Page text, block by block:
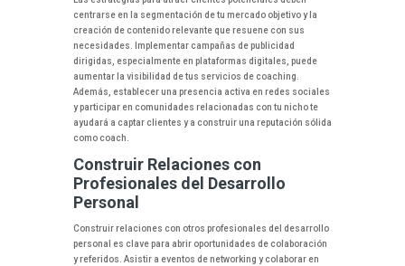
centrarse en la segmentación de tu mercado objetivo y la
creación de contenido relevante que resuene con sus
necesidades. Implementar campañas de publicidad
dirigidas, especialmente en plataformas digitales, puede
aumentar la visibilidad de tus servicios de coaching.
Además, establecer una presencia activa en redes sociales
y participar en comunidades relacionadas con tu nicho te
ayudará a captar clientes y a construir una reputación sólida
como coach.
Construir Relaciones con
Profesionales del Desarrollo
Personal
Construir relaciones con otros profesionales del desarrollo
personal es clave para abrir oportunidades de colaboración
y referidos. Asistir a eventos de networking y colaborar en